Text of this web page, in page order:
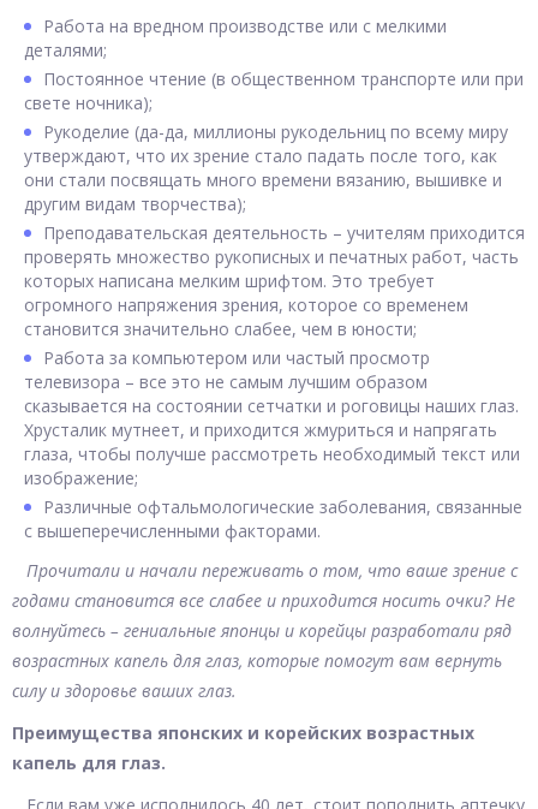
Работа на вредном производстве или с мелкими
деталями;
Постоянное чтение (в общественном транспорте или при
свете ночника);
Рукоделие (да-да, миллионы рукодельниц по всему миру
утверждают, что их зрение стало падать после того, как
они стали посвящать много времени вязанию, вышивке и
другим видам творчества);
Преподавательская деятельность – учителям приходится
проверять множество рукописных и печатных работ, часть
которых написана мелким шрифтом. Это требует
огромного напряжения зрения, которое со временем
становится значительно слабее, чем в юности;
Работа за компьютером или частый просмотр
телевизора – все это не самым лучшим образом
сказывается на состоянии сетчатки и роговицы наших глаз.
Хрусталик мутнеет, и приходится жмуриться и напрягать
глаза, чтобы получше рассмотреть необходимый текст или
изображение;
Различные офтальмологические заболевания, связанные
с вышеперечисленными факторами.
Прочитали и начали переживать о том, что ваше зрение с
годами становится все слабее и приходится носить очки? Не
волнуйтесь – гениальные японцы и корейцы разработали ряд
возрастных капель для глаз, которые помогут вам вернуть
силу и здоровье ваших глаз.
Преимущества японских и корейских возрастных
капель для глаз.